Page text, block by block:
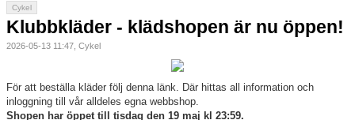
Kalender
Våra lag
Cykel
Klubbkläder - klädshopen är nu öppen!
2026-05-13 11:47, Cykel
För att beställa kläder följ denna länk. Där hittas all information och
inloggning till vår alldeles egna webbshop.
Shopen har öppet till tisdag den 19 maj kl 23:59.